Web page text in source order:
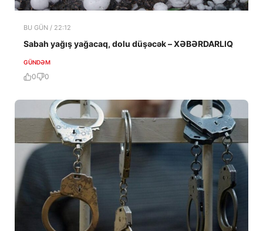
BU GÜN / 22:12
Sabah yağış yağacaq, dolu düşəcək – XƏBƏRDARLIQ
GÜNDƏM
0 0